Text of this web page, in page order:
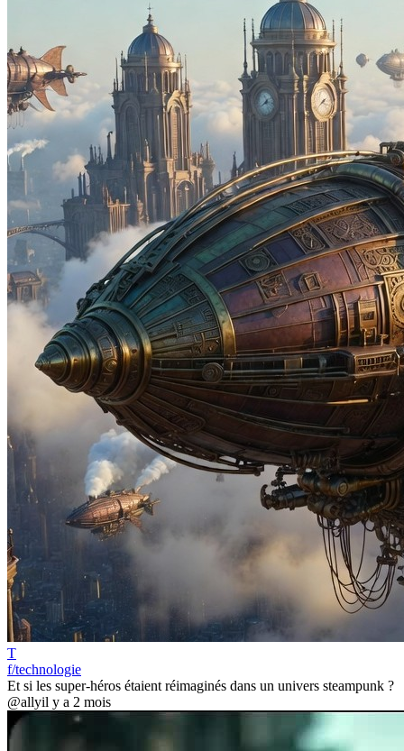
T
f/technologie
Et si les super-héros étaient réimaginés dans un univers steampunk ?
@allyil y a 2 mois